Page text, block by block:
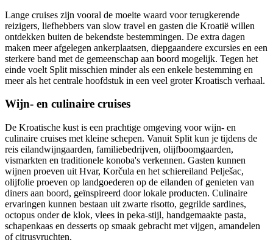
Lange cruises zijn vooral de moeite waard voor terugkerende
reizigers, liefhebbers van slow travel en gasten die Kroatië willen
ontdekken buiten de bekendste bestemmingen. De extra dagen
maken meer afgelegen ankerplaatsen, diepgaandere excursies en een
sterkere band met de gemeenschap aan boord mogelijk. Tegen het
einde voelt Split misschien minder als een enkele bestemming en
meer als het centrale hoofdstuk in een veel groter Kroatisch verhaal.
Wijn- en culinaire cruises
De Kroatische kust is een prachtige omgeving voor wijn- en
culinaire cruises met kleine schepen. Vanuit Split kun je tijdens de
reis eilandwijngaarden, familiebedrijven, olijfboomgaarden,
vismarkten en traditionele konoba's verkennen. Gasten kunnen
wijnen proeven uit Hvar, Korčula en het schiereiland Pelješac,
olijfolie proeven op landgoederen op de eilanden of genieten van
diners aan boord, geïnspireerd door lokale producten. Culinaire
ervaringen kunnen bestaan uit zwarte risotto, gegrilde sardines,
octopus onder de klok, vlees in peka-stijl, handgemaakte pasta,
schapenkaas en desserts op smaak gebracht met vijgen, amandelen
of citrusvruchten.